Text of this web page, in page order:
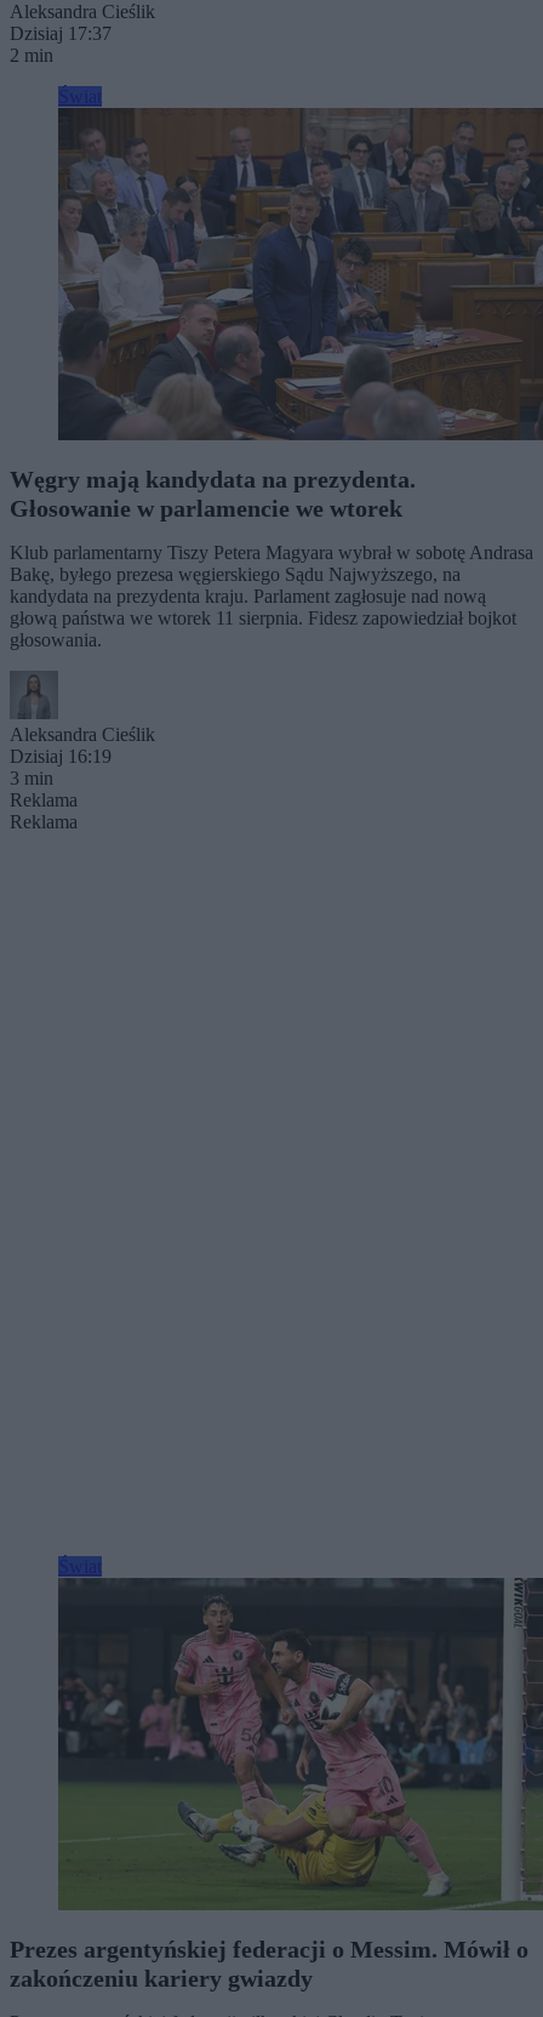
Aleksandra Cieślik
Dzisiaj 17:37
2 min
Węgry mają kandydata na prezydenta.
Głosowanie w parlamencie we wtorek
Klub parlamentarny Tiszy Petera Magyara wybrał w sobotę Andrasa
Bakę, byłego prezesa węgierskiego Sądu Najwyższego, na
kandydata na prezydenta kraju. Parlament zagłosuje nad nową
głową państwa we wtorek 11 sierpnia. Fidesz zapowiedział bojkot
głosowania.
Aleksandra Cieślik
Dzisiaj 16:19
3 min
Reklama
Reklama
Prezes argentyńskiej federacji o Messim. Mówił o
zakończeniu kariery gwiazdy